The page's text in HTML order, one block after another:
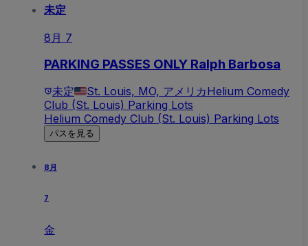
未定
8月 7
PARKING PASSES ONLY Ralph Barbosa
未定 St. Louis, MO, アメリカHelium Comedy
Club (St. Louis) Parking Lots
Helium Comedy Club (St. Louis) Parking Lots
パスを見る
8月
7
金